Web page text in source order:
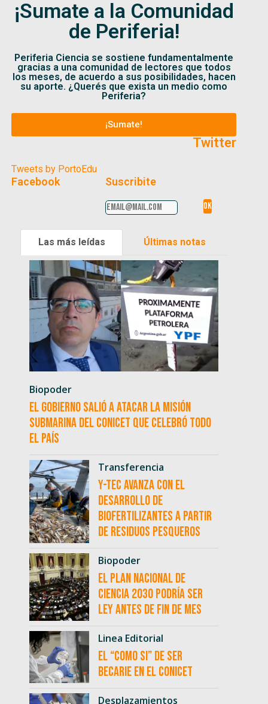
¡Sumate a la Comunidad
de Periferia!
Periferia Ciencia se sostiene fundamentalmente
gracias a una comunidad de lectores que todos
los meses, de acuerdo a sus posibilidades, hacen
su aporte. ¿Querés que exista un medio como
Periferia?
¡Sumate!
Twitter
Tweets by PortoEdu
Facebook Suscribite
Las más leídas Últimas notas
Biopoder
El Gobierno salió a atacar la misión
submarina del CONICET que celebró todo
el país
Transferencia
Y-TEC avanza con el
desarrollo de
biofertilizantes a partir
de residuos pesqueros
Biopoder
El Plan Nacional de
Ciencia 2030 podría ser
ley antes de fin de mes
Linea Editorial
El “como si” de ser
becarie en el CONICET
Desplazamientos